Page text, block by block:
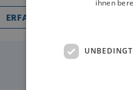
ERFAHREN SIE MEHR
ihnen